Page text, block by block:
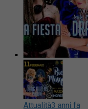
Attualità3 anni fa